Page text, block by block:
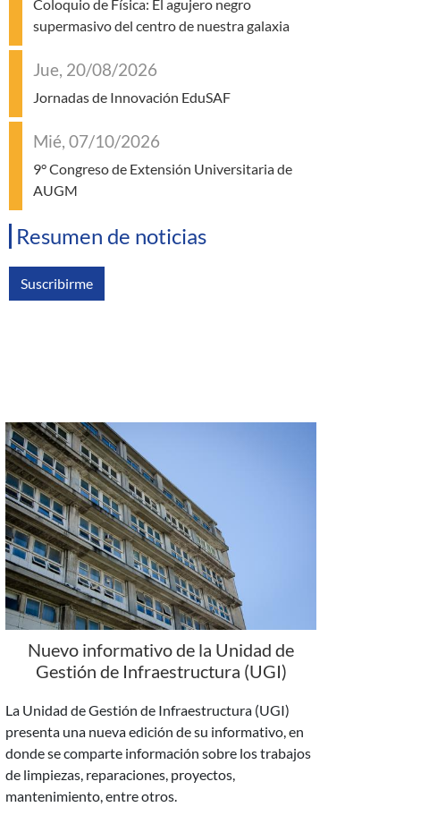
Coloquio de Física: El agujero negro
supermasivo del centro de nuestra galaxia
Jue, 20/08/2026
Jornadas de Innovación EduSAF
Mié, 07/10/2026
9° Congreso de Extensión Universitaria de
AUGM
Resumen de noticias
Suscribirme
Nuevo informativo de la Unidad de
Gestión de Infraestructura (UGI)
La Unidad de Gestión de Infraestructura (UGI)
presenta una nueva edición de su informativo, en
donde se comparte información sobre los trabajos
de limpiezas, reparaciones, proyectos,
mantenimiento, entre otros.